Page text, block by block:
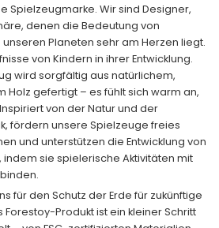
Spielzeugmarke. Wir sind Designer,
denen die Bedeutung von
Planeten sehr am Herzen liegt.
von Kindern in ihrer Entwicklung.
wird sorgfältig aus natürlichem,
gefertigt – es fühlt sich warm an,
von der Natur und der
fördern unsere Spielzeuge freies
und unterstützen die Entwicklung von
indem sie spielerische Aktivitäten mit
für den Schutz der Erde für zukünftige
Produkt ist ein kleiner Schritt